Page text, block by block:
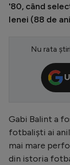
'80, când
Ienei (88 de
Nu rata
Gabi Balint a
fotbaliști ai
mai mare
din istoria